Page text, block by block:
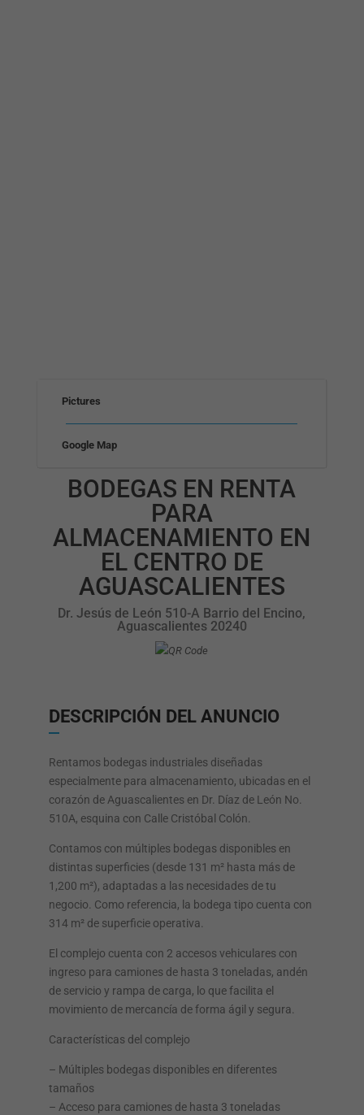
Pictures
Google Map
BODEGAS EN RENTA
PARA
ALMACENAMIENTO EN
EL CENTRO DE
AGUASCALIENTES
Dr. Jesús de León 510-A Barrio del Encino,
Aguascalientes 20240
DESCRIPCIÓN DEL ANUNCIO
Rentamos bodegas industriales diseñadas
especialmente para almacenamiento, ubicadas en el
corazón de Aguascalientes en Dr. Díaz de León No.
510A, esquina con Calle Cristóbal Colón.
Contamos con múltiples bodegas disponibles en
distintas superficies (desde 131 m² hasta más de
1,200 m²), adaptadas a las necesidades de tu
negocio. Como referencia, la bodega tipo cuenta con
314 m² de superficie operativa.
El complejo cuenta con 2 accesos vehiculares con
ingreso para camiones de hasta 3 toneladas, andén
de servicio y rampa de carga, lo que facilita el
movimiento de mercancía de forma ágil y segura.
Características del complejo
– Múltiples bodegas disponibles en diferentes
tamaños
– Acceso para camiones de hasta 3 toneladas